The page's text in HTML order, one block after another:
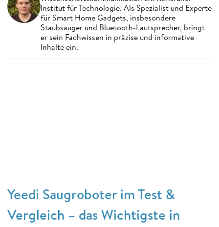
Institut für Technologie. Als Spezialist und Experte
für Smart Home Gadgets, insbesondere
Staubsauger und Bluetooth-Lautsprecher, bringt
er sein Fachwissen in präzise und informative
Inhalte ein.
Yeedi Saugroboter im Test &
Vergleich – das Wichtigste in